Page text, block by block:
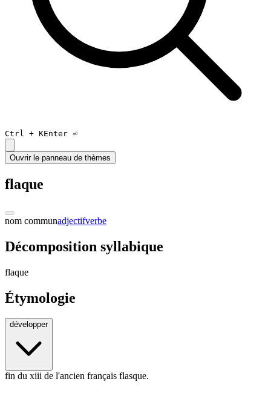
Ctrl + KEnter ⏎
Ouvrir le panneau de thèmes
flaque
nom communadjectifverbe
Décomposition syllabique
flaque
Étymologie
développer
fin du xiii de l'ancien français flasque.